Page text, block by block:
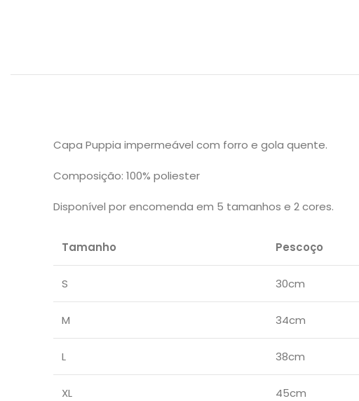
Capa Puppia impermeável com forro e gola quente.
Composição: 100% poliester
Disponível por encomenda em 5 tamanhos e 2 cores.
Tamanho Pescoço
S 30cm
M 34cm
L 38cm
XL 45cm